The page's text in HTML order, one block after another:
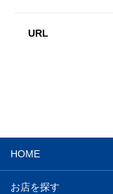
URL
HOME
お店を探す